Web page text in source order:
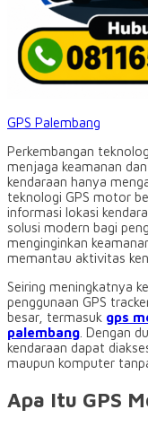
GPS Palembang
Perkembangan
menjaga keamanan
kendaraan hanya
teknologi GPS motor
informasi lokasi
solusi modern bagi
menginginkan
memantau aktivitas
Seiring meningkatnya
penggunaan GPS
besar, termasuk gps
palembang . Dengan
kendaraan dapat
maupun komputer
Apa Itu GPS